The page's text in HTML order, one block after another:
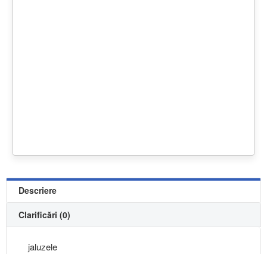
Descriere
Clarificări (0)
jaluzele